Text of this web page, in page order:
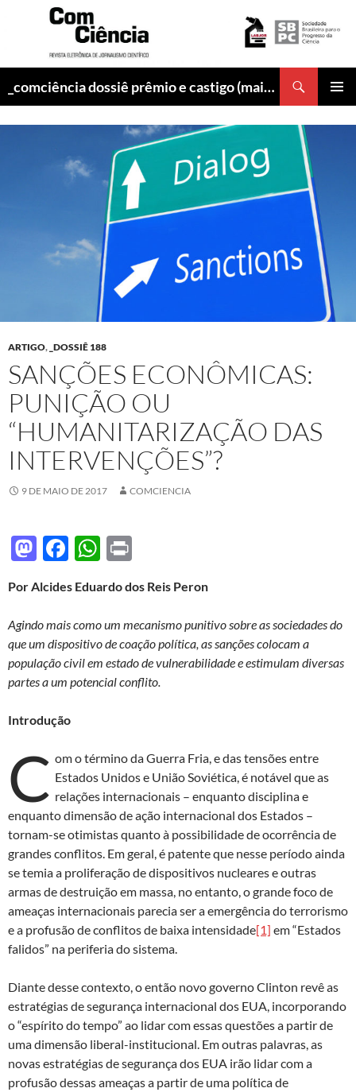
_comciência dossiê prêmio e castigo (maio/2017)
ARTIGO, _DOSSIÊ 188
SANÇÕES ECONÔMICAS:
PUNIÇÃO OU
“HUMANITARIZAÇÃO DAS
INTERVENÇÕES”?
9 DE MAIO DE 2017 COMCIENCIA
M
to
d
o
n
F
e
b
o
o
W
at
s
A
p
nt
Por Alcides Eduardo dos Reis Peron
Agindo mais como um mecanismo punitivo sobre as sociedades do
que um dispositivo de coação política, as sanções colocam a
população civil em estado de vulnerabilidade e estimulam diversas
partes a um potencial conflito.
Introdução
C om o término da Guerra Fria, e das tensões entre
Estados Unidos e União Soviética, é notável que as
relações internacionais – enquanto disciplina e
enquanto dimensão de ação internacional dos Estados –
tornam-se otimistas quanto à possibilidade de ocorrência de
grandes conflitos. Em geral, é patente que nesse período ainda
se temia a proliferação de dispositivos nucleares e outras
armas de destruição em massa, no entanto, o grande foco de
ameaças internacionais parecia ser a emergência do terrorismo
e a profusão de conflitos de baixa intensidade[1] em “Estados
falidos” na periferia do sistema.
Diante desse contexto, o então novo governo Clinton revê as
estratégias de segurança internacional dos EUA, incorporando
o “espírito do tempo” ao lidar com essas questões a partir de
uma dimensão liberal-institucional. Em outras palavras, as
novas estratégias de segurança dos EUA irão lidar com a
profusão dessas ameaças a partir de uma política de